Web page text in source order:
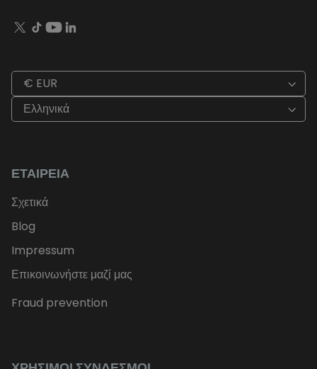
€ EUR
Ελληνικά
ΕΤΑΙΡΕΊΑ
Σχετικά
Blog
Impressum
Επικοινωνήστε μαζί μας
Fraud prevention